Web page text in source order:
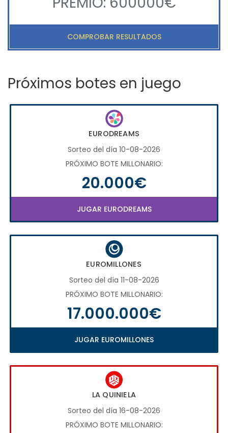
COMPROBAR RESULTADOS
Próximos botes en juego
EURODREAMS
Sorteo del día 10-08-2026
PRÓXIMO BOTE MILLONARIO:
20.000€
JUGAR EURODREAMS
EUROMILLONES
Sorteo del día 11-08-2026
PRÓXIMO BOTE MILLONARIO:
17.000.000€
JUGAR EUROMILLONES
LA QUINIELA
Sorteo del día 16-08-2026
PRÓXIMO BOTE MILLONARIO: